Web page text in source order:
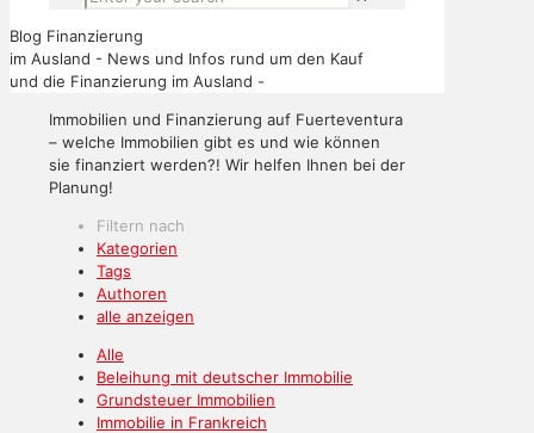
Blog Finanzierung
im Ausland - News und Infos rund um den Kauf
und die Finanzierung im Ausland -
Immobilien und Finanzierung auf Fuerteventura
– welche Immobilien gibt es und wie können
sie finanziert werden?! Wir helfen Ihnen bei der
Planung!
Filtern nach
Kategorien
Tags
Authoren
alle anzeigen
Alle
Beleihung mit deutscher Immobilie
Grundsteuer Immobilien
Immobilie in Frankreich